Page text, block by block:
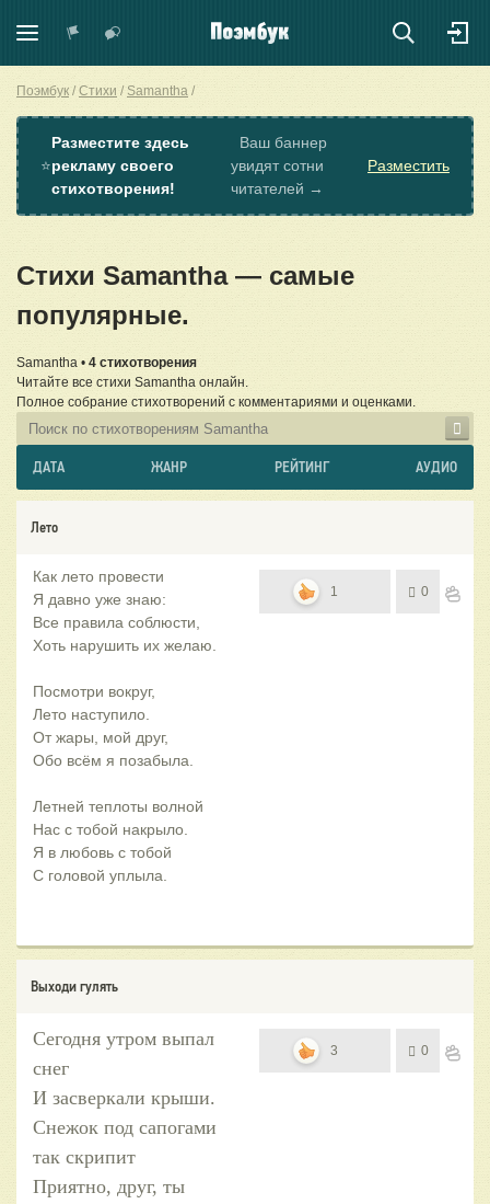
Поэмбук Стихи Samantha
⭐
Разместите здесь
рекламу своего
стихотворения!
Ваш баннер
увидят сотни
читателей →
Разместить
Стихи Samantha — самые
популярные.
Samantha • 4 стихотворения
Читайте все стихи Samantha онлайн.
Полное собрание стихотворений с комментариями и оценками.
ДАТА ЖАНР РЕЙТИНГ АУДИО
Лето
Как лето провести
Я давно уже знаю:
Все правила соблюсти,
Хоть нарушить их желаю.
Посмотри вокруг,
Лето наступило.
От жары, мой друг,
Обо всём я позабыла.
Летней теплоты волной
Нас с тобой накрыло.
Я в любовь с тобой
С головой уплыла.
1 0
Выходи гулять
Сегодня утром выпал
снег
И засверкали крыши.
Снежок под сапогами
так скрипит
Приятно, друг, ты
3 0